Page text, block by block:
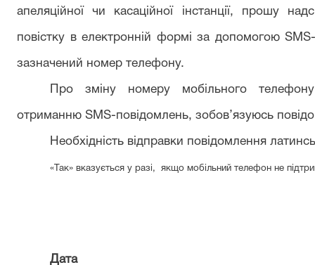
апеляційної чи касаційної інстанції, прошу
повістку в електронній формі за допомогоюSMS
зазначений номер телефону.
Про зміну номеру мобільного
отриманню SMS-повідомлень, зобов’язуюсь
Необхідність відправки повідомлення
«Так» вказується у разі, якщо мобільний телефон не